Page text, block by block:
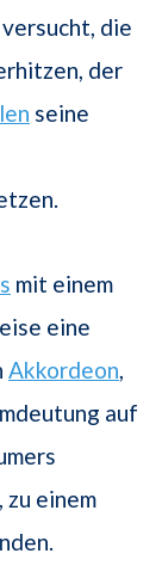
die
der
seine
mit einem
eine
Akkordeon,
auf
einem